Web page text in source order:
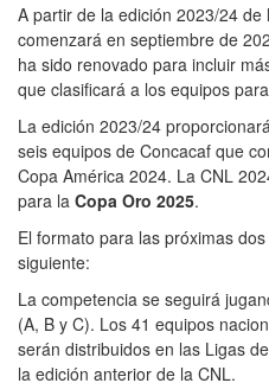
A partir de la edición 2023/24 de
comenzará en septiembre de
ha sido renovado para incluir
que clasificará a los equipos
La edición 2023/24
seis equipos de Concacaf que
Copa América 2024. La CNL
para la Copa Oro 2025.
El formato para las próximas
siguiente:
La competencia se seguirá
(A, B y C). Los 41 equipos
serán distribuidos en las Ligas
la edición anterior de la CNL.